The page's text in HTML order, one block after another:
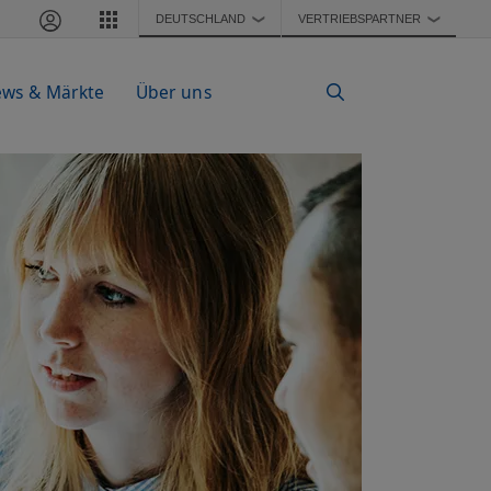
DEUTSCHLAND ❯ VERTRIEBSPARTNER ❯
& Märkte Über uns